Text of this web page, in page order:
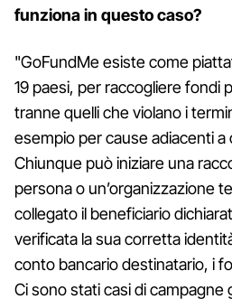
funziona in questo caso?
"GoFundMe esiste come
19 paesi, per raccogliere fondi
tranne quelli che violano i
esempio per cause adiacenti a
Chiunque può iniziare una
persona o un’organizzazione
collegato il beneficiario
verificata la sua corretta
conto bancario destinatario, i
Ci sono stati casi di campagne